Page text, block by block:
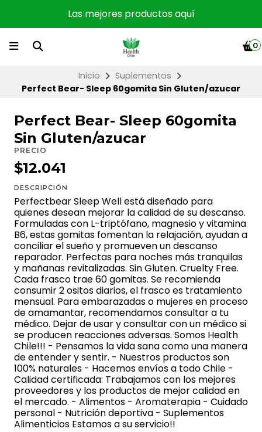
Las mejores productos aquí
0
Inicio
Suplementos
Perfect Bear- Sleep 60gomita Sin Gluten/azucar
Perfect Bear- Sleep 60gomita
Sin Gluten/azucar
PRECIO
$12.041
DESCRIPCIÓN
Perfectbear Sleep Well está diseñado para
quienes desean mejorar la calidad de su descanso.
Formuladas con L-triptófano, magnesio y vitamina
B6, estas gomitas fomentan la relajación, ayudan a
conciliar el sueño y promueven un descanso
reparador. Perfectas para noches más tranquilas
y mañanas revitalizadas. Sin Gluten. Cruelty Free.
Cada frasco trae 60 gomitas. Se recomienda
consumir 2 ositos diarios, el frasco es tratamiento
mensual. Para embarazadas o mujeres en proceso
de amamantar, recomendamos consultar a tu
médico. Dejar de usar y consultar con un médico si
se producen reacciones adversas. Somos Health
Chile!!! - Pensamos la vida sana como una manera
de entender y sentir. - Nuestros productos son
100% naturales - Hacemos envíos a todo Chile -
Calidad certificada: Trabajamos con los mejores
proveedores y los productos de mejor calidad en
el mercado. - Alimentos - Aromaterapia - Cuidado
personal - Nutrición deportiva - Suplementos
Alimenticios Estamos a su servicio!!